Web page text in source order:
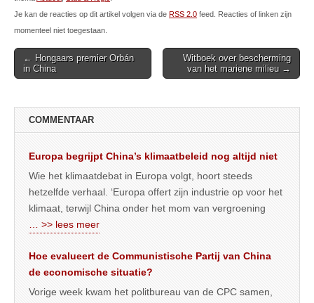
Je kan de reacties op dit artikel volgen via de RSS 2.0 feed. Reacties of linken zijn
momenteel niet toegestaan.
Post
navigation
← Hongaars premier Orbán
in China
Witboek over bescherming
van het mariene milieu →
COMMENTAAR
Europa begrijpt China’s klimaatbeleid nog altijd niet
Wie het klimaatdebat in Europa volgt, hoort steeds
hetzelfde verhaal. ‘Europa offert zijn industrie op voor het
klimaat, terwijl China onder het mom van vergroening
… >> lees meer
Hoe evalueert de Communistische Partij van China
de economische situatie?
Vorige week kwam het politbureau van de CPC samen,